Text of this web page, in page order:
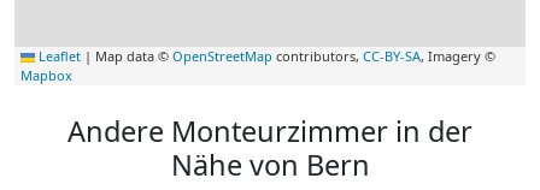
Leaflet | Map data © OpenStreetMap contributors, CC-BY-SA, Imagery ©
Mapbox
Andere Monteurzimmer in der
Nähe von Bern